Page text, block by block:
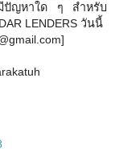
มีปัญหาใด ๆ สำหรับ
LENDERS วันนี้